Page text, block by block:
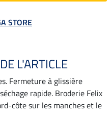
STORE
L'ARTICLE
Fermeture à glissière
rapide. Broderie Felix
côte sur les manches et le